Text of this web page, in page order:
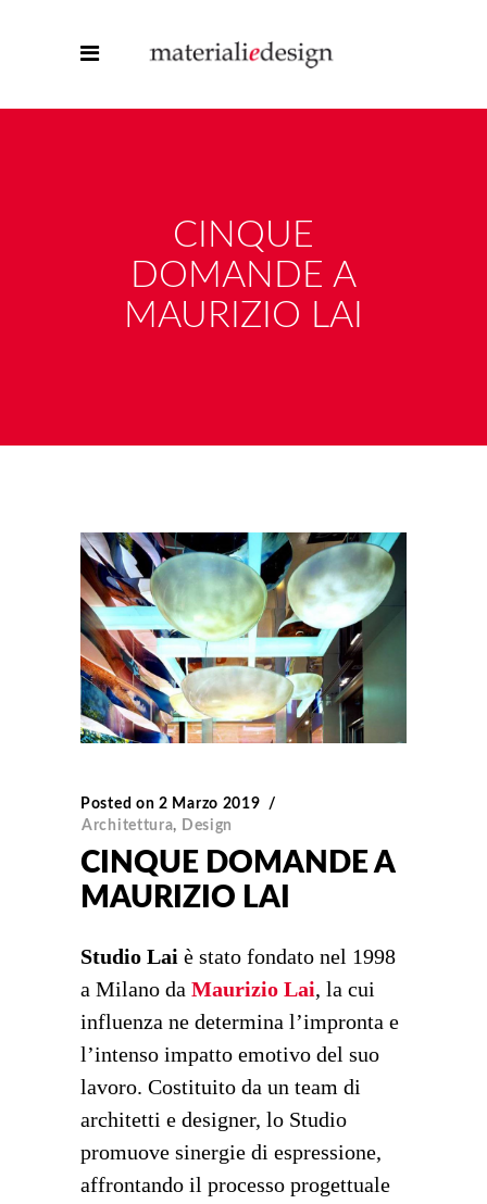
CINQUE
DOMANDE A
MAURIZIO LAI
Posted on 2 Marzo 2019
Architettura, Design
CINQUE DOMANDE A
MAURIZIO LAI
Studio Lai è stato fondato nel 1998
a Milano da Maurizio Lai, la cui
influenza ne determina l’impronta e
l’intenso impatto emotivo del suo
lavoro. Costituito da un team di
architetti e designer, lo Studio
promuove sinergie di espressione,
affrontando il processo progettuale